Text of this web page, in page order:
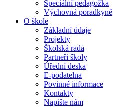
Speciální pedagožka
Výchovná poradkyně
O škole
Základní údaje
Projekty
Školská rada
Partneři školy
Úřední deska
E-podatelna
Povinné informace
Kontakty
Napište nám